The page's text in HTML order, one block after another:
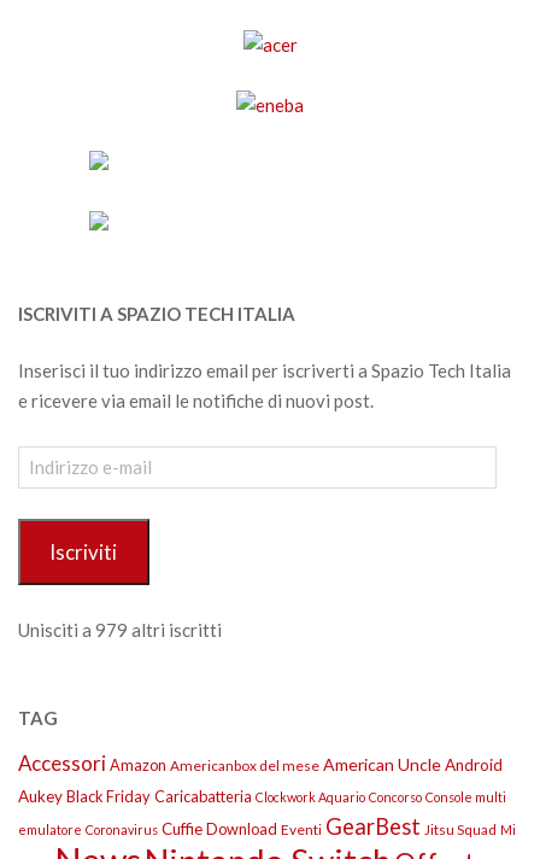
ISCRIVITI A SPAZIO TECH ITALIA
Inserisci il tuo indirizzo email per iscriverti a Spazio Tech Italia
e ricevere via email le notifiche di nuovi post.
Indirizzo
e-
Iscriviti
Unisciti a 979 altri iscritti
TAG
AccessoriAmazon Americanbox del mese American UncleAndroid
AukeyBlack FridayCaricabatteria Clockwork Aquario Concorso Console multi
emulatore Coronavirus CuffieDownload Eventi GearBest Jitsu Squad Mi